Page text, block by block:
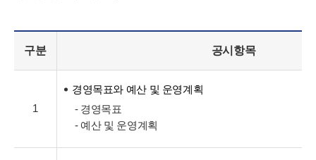
구분 공시항목
1
경영목표와 예산 및 운영계획
- 경영목표
- 예산 및 운영계획